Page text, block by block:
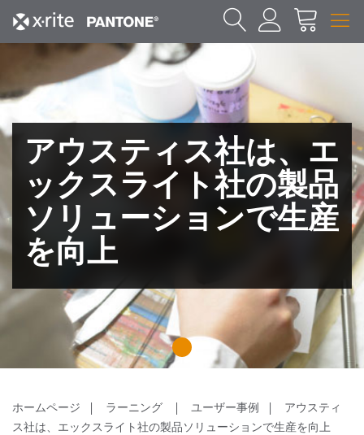
アウスティス社は、エ
ックスライト社の製品
ソリューションで生産
を向上
1
ホームページ ラーニング ユーザー事例
アウスティ
ス社は、エックスライト社の製品ソリューションで生産を向上